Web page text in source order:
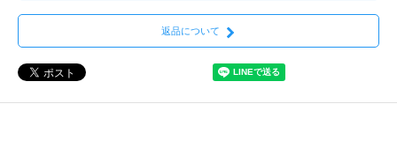
返品について